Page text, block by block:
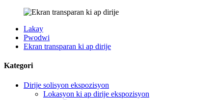
Lakay
Pwodwi
Ekran transparan ki ap dirije
Kategori
Dirije solisyon ekspozisyon
Lokasyon ki ap dirije ekspozisyon